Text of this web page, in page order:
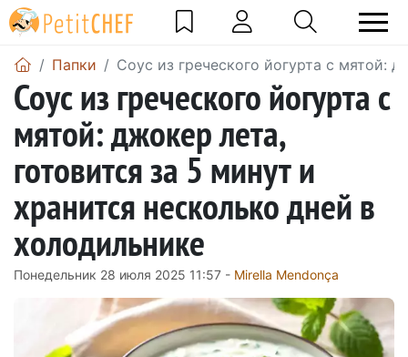
Папки Соус из греческого йогурта с мятой:
Соус из греческого йогурта с
мятой: джокер лета,
готовится за 5 минут и
хранится несколько дней в
холодильнике
Понедельник 28 июля 2025 11:57 - Mirella Mendonça